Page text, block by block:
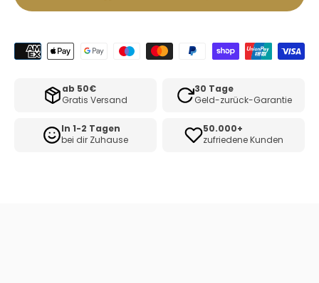
ab 50€
Gratis Versand
30 Tage
Geld-zurück-Garantie
In 1-2 Tagen
bei dir Zuhause
50.000+
zufriedene Kunden